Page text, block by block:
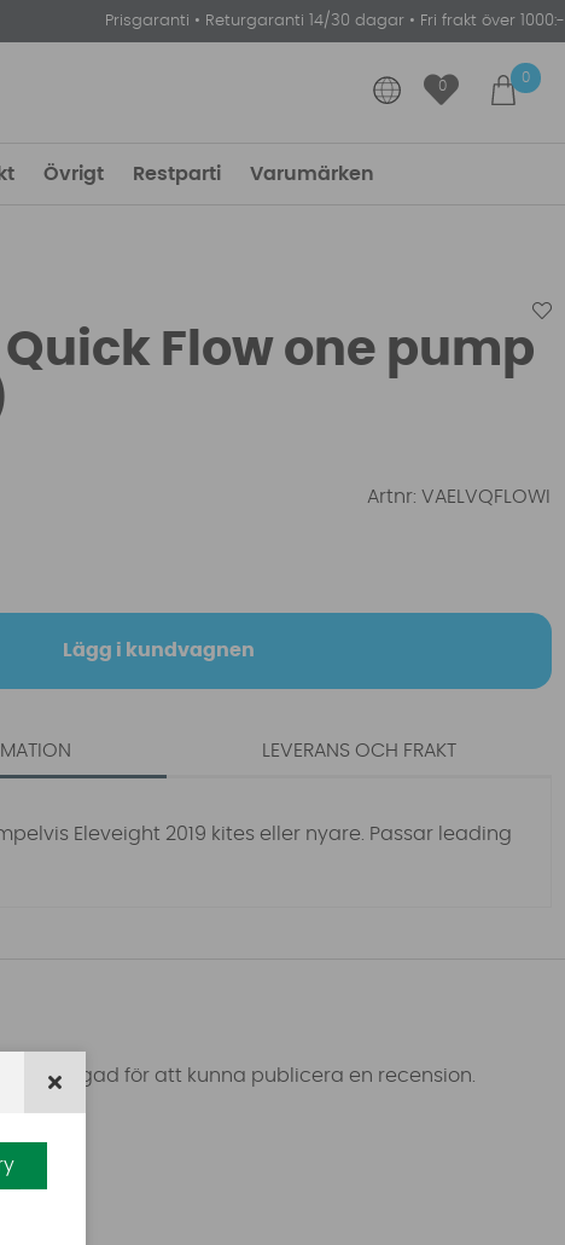
Prisgaranti • Returgaranti 14/30 dagar • Fri frakt över 1000:-
0
0
Övrigt Restparti Varumärken
Flow one pump
Artnr:VAELVQFLOWI
Lägg i kundvagnen
Eleveight 2019 kites eller nyare. Passar leading
LEVERANS OCH FRAKT
inloggad för att kunna publicera en recension.